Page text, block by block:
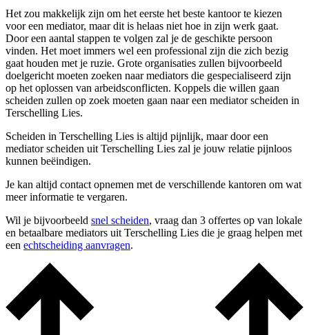
Het zou makkelijk zijn om het eerste het beste kantoor te kiezen
voor een mediator, maar dit is helaas niet hoe in zijn werk gaat.
Door een aantal stappen te volgen zal je de geschikte persoon
vinden. Het moet immers wel een professional zijn die zich bezig
gaat houden met je ruzie. Grote organisaties zullen bijvoorbeeld
doelgericht moeten zoeken naar mediators die gespecialiseerd zijn
op het oplossen van arbeidsconflicten. Koppels die willen gaan
scheiden zullen op zoek moeten gaan naar een mediator scheiden in
Terschelling Lies.
Scheiden in Terschelling Lies is altijd pijnlijk, maar door een
mediator scheiden uit Terschelling Lies zal je jouw relatie pijnloos
kunnen beëindigen.
Je kan altijd contact opnemen met de verschillende kantoren om wat
meer informatie te vergaren.
Wil je bijvoorbeeld snel scheiden, vraag dan 3 offertes op van lokale
en betaalbare mediators uit Terschelling Lies die je graag helpen met
een echtscheiding aanvragen.